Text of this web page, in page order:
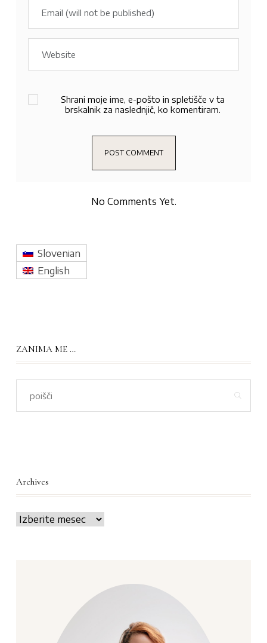
Shrani moje ime, e-pošto in spletišče v ta
brskalnik za naslednjič, ko komentiram.
No Comments Yet.
Slovenian
English
ZANIMA ME …
Archives